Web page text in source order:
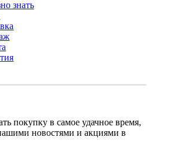
знать
покупку в самое удачное время,
новостями и акциями в